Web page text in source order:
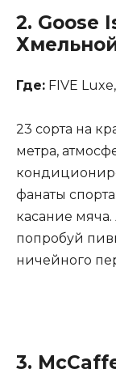
2. Goose
Где: FIVE
23 сорта на
метра,
фанаты
касание
попробуй
ничейного
3.